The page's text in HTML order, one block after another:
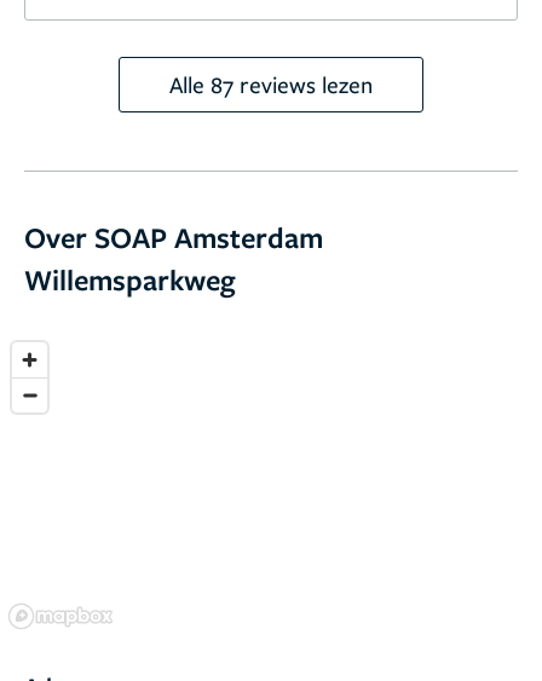
Alle 87 reviews lezen
Over SOAP Amsterdam
Willemsparkweg